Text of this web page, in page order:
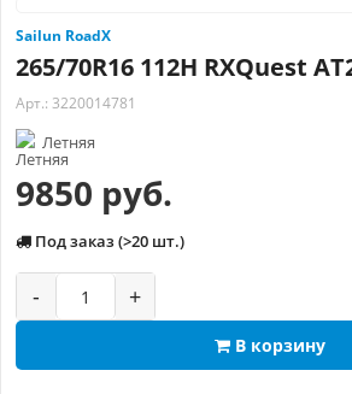
Sailun RoadX
265/70R16 112H RXQuest
Арт.: 3220014781
Летняя
9850 руб.
Под заказ (>20 шт.)
- +
В корзину